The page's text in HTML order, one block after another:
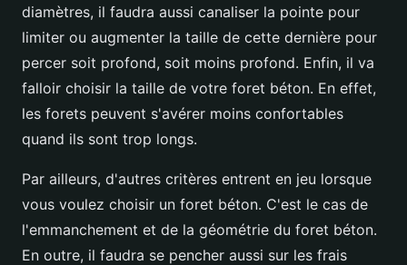
diamètres, il faudra aussi canaliser la pointe pour
limiter ou augmenter la taille de cette dernière pour
percer soit profond, soit moins profond. Enfin, il va
falloir choisir la taille de votre foret béton. En effet,
les forets peuvent s'avérer moins confortables
quand ils sont trop longs.
Par ailleurs, d'autres critères entrent en jeu lorsque
vous voulez choisir un foret béton. C'est le cas de
l'emmanchement et de la géométrie du foret béton.
En outre, il faudra se pencher aussi sur les frais